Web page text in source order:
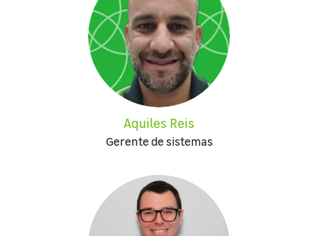
Aquiles Reis
Gerente de sistemas